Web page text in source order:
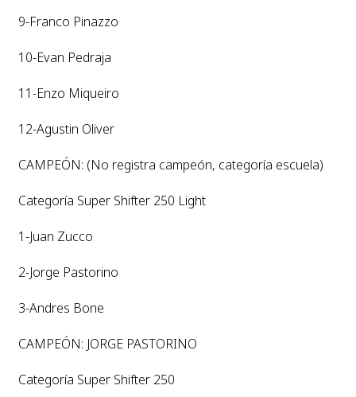
9-Franco Pinazzo
10-Evan Pedraja
11-Enzo Miqueiro
12-Agustin Oliver
CAMPEÓN: (No registra campeón, categoría escuela)
Categoría Super Shifter 250 Light
1-Juan Zucco
2-Jorge Pastorino
3-Andres Bone
CAMPEÓN: JORGE PASTORINO
Categoría Super Shifter 250